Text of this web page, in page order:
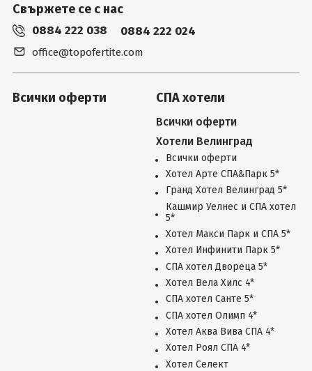
Свържете се с нас
0884 222 038 0884 222 024
office@topofertite.com
Всички оферти СПА хотели
Всички оферти
Всички оферти
Хотел Арте СПА&Парк 5*
Гранд Хотел Велинград 5*
Кашмир Уелнес и СПА хотел
5*
Хотел Макси Парк и СПА 5*
Хотел Инфинити Парк 5*
СПА хотел Двореца 5*
Хотел Вела Хилс 4*
СПА хотел Санте 5*
СПА хотел Олимп 4*
Хотел Аква Вива СПА 4*
Хотел Роял СПА 4*
Хотел Селект
Хотели Велинград